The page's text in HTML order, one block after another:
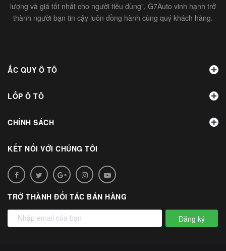
lượng và giá tốt nhất cho người tiêu dùng”, G7Auto vinh hạnh trở
thành người bạn tin cậy luôn đồng hành cùng quý khách hàng.
ẮC QUY Ô TÔ
LỐP Ô TÔ
CHÍNH SÁCH
KẾT NỐI VỚI CHÚNG TÔI
TRỞ THÀNH ĐỐI TÁC BÁN HÀNG
Đăng ký